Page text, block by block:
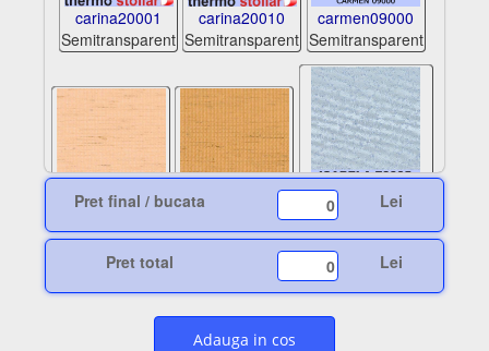
carina20001
Semitransparent
carina20010
Semitransparent
carmen09000
Semitransparent
Semitransparent
carmen09003
Semitransparent
isabela70005
Opac - INT: colorat
EXT: cauciucat alb
Pret final / bucata Lei
Pret total Lei
Adauga in cos